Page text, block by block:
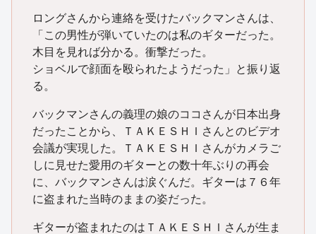
ロングさんから連絡を受けたバックマンさんは、
「この男性が弾いていたのは私のギターだった。
木目を見れば分かる。衝撃だった。
ショベルで顔面を殴られたようだった」と振り返
る。
バックマンさんの義理の娘のココさんが日本出身
だったことから、ＴＡＫＥＳＨＩさんとのビデオ
会議が実現した。ＴＡＫＥＳＨＩさんがカメラご
しに見せた愛用のギターとの数十年ぶりの再会
に、バックマンさんは涙ぐんだ。ギターは７６年
に盗まれた当時のままの姿だった。
ギターが盗まれたのはＴＡＫＥＳＨＩさんが生ま